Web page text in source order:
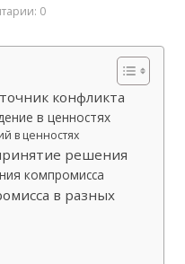
0
конфликта
в ценностях
в ценностях
решения
компромисса
в разных